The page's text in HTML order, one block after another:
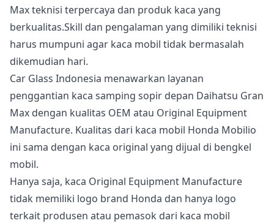
Max teknisi terpercaya dan produk kaca yang
berkualitas.Skill dan pengalaman yang dimiliki teknisi
harus mumpuni agar kaca mobil tidak bermasalah
dikemudian hari.
Car Glass Indonesia menawarkan layanan
penggantian kaca samping sopir depan Daihatsu Gran
Max dengan kualitas OEM atau Original Equipment
Manufacture. Kualitas dari kaca mobil Honda Mobilio
ini sama dengan kaca original yang dijual di bengkel
mobil.
Hanya saja, kaca Original Equipment Manufacture
tidak memiliki logo brand Honda dan hanya logo
terkait produsen atau pemasok dari kaca mobil